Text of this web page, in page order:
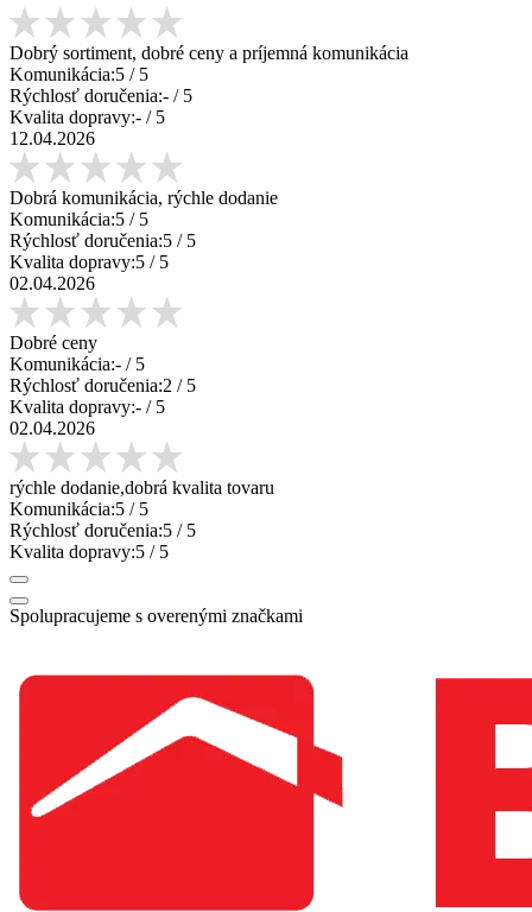
Dobrý sortiment, dobré ceny a príjemná komunikácia
Komunikácia:5 / 5
Rýchlosť doručenia:- / 5
Kvalita dopravy:- / 5
12.04.2026
Dobrá komunikácia, rýchle dodanie
Komunikácia:5 / 5
Rýchlosť doručenia:5 / 5
Kvalita dopravy:5 / 5
02.04.2026
Dobré ceny
Komunikácia:- / 5
Rýchlosť doručenia:2 / 5
Kvalita dopravy:- / 5
02.04.2026
rýchle dodanie,dobrá kvalita tovaru
Komunikácia:5 / 5
Rýchlosť doručenia:5 / 5
Kvalita dopravy:5 / 5
Spolupracujeme s overenými značkami